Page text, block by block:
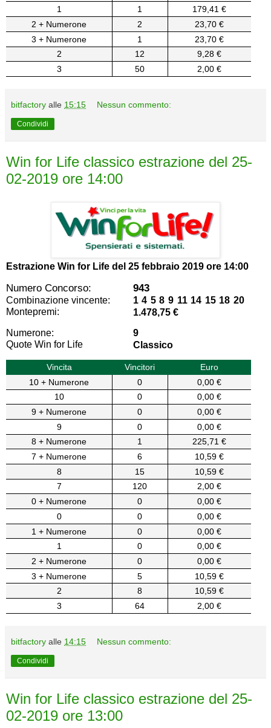
1
1
179,41 €
2 + Numerone
2
23,70 €
3 + Numerone
1
23,70 €
2
12
9,28 €
3
50 2,00 €
bitfactory alle 15:15 Nessun commento:
Condividi
Win for Life classico estrazione del 25-
02-2019 ore 14:00
Estrazione Win for Life del 25 febbraio 2019 ore 14:00
Numero Concorso: 943
Combinazione vincente:
1 4 5 8 9 11 14 15 18 20
Montepremi:
1.478,75 €
Numerone:
9
Quote Win for Life
Classico
Vincita Vincitori
Euro
10 + Numerone
0
0,00 €
10
0
0,00 €
9 + Numerone
0
0,00 €
9
0
0,00 €
8 + Numerone
1
225,71 €
7 + Numerone
6
10,59 €
8
15
10,59 €
7
120
2,00 €
0 + Numerone
0
0,00 €
0
0
0,00 €
1 + Numerone
0
0,00 €
1
0
0,00 €
2 + Numerone
0
0,00 €
3 + Numerone
5
10,59 €
2
8
10,59 €
3
64 2,00 €
bitfactory alle 14:15 Nessun commento:
Condividi
Win for Life classico estrazione del 25-
02-2019 ore 13:00